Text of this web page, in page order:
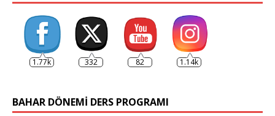
1.77k 332 82 1.14k
BAHAR DÖNEMI DERS PROGRAMI